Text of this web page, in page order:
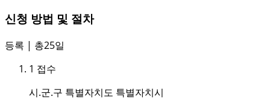
신청 방법 및 절차
등록 | 총25일
1 접수
시.군.구 특별자치도 특별자치시